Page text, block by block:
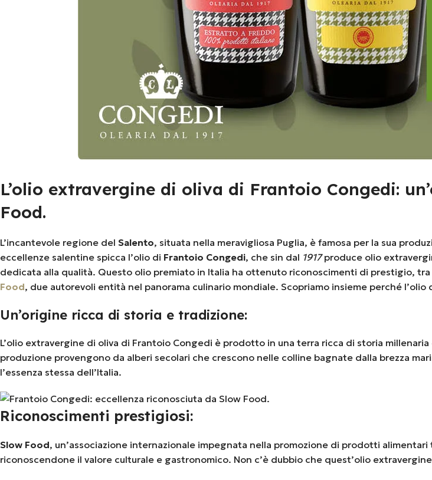
L’olio extravergine di oliva di Frantoio Congedi:
Food.
L’incantevole regione del Salento, situata nella meravigliosa Puglia, è famosa per la sua
eccellenze salentine spicca l’olio di Frantoio Congedi, che sin dal 1917produce olio
dedicata alla qualità. Questo olio premiato in Italia ha ottenuto riconoscimenti di prestigio,
Food, due autorevoli entità nel panorama culinario mondiale. Scopriamo insieme perché
Un’origine ricca di storia e tradizione:
L’olio extravergine di oliva di Frantoio Congedi è prodotto in una terra ricca di storia
produzione provengono da alberi secolari che crescono nelle colline bagnate dalla brezza
l’essenza stessa dell’Italia.
Riconoscimenti prestigiosi:
Slow Food, un’associazione internazionale impegnata nella promozione di prodotti
riconoscendone il valore culturale e gastronomico. Non c’è dubbio che quest’olio